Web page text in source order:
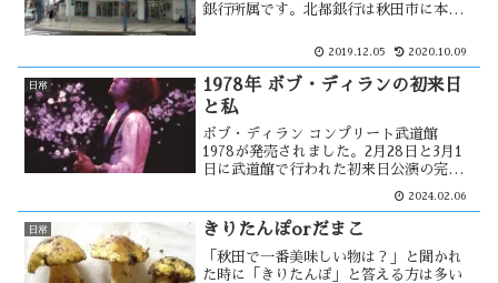
銀行所属です。北都銀行は秋田市に本店
に羽後銀行が秋田あけぼの銀行（旧・秋
称した。北都銀行とは少しだけ関わりあ
いが・・
2019.12.05 2020.10.09
日常
1978年 ボブ・ディランの初来日
と私
ボブ・ディラン コンプリート武道館
1978が発売されました。2月28日と3月1
日に武道館で行われた初来日公演の完全
自分も見に行く事が出来るはずだった。
しかし、行く事が出来ない理由が・・
2024.02.06
日常 きりたんぽorだまこ
「秋田で一番美味しい物は？」と聞かれ
た時に「きりたんぽ」と答える方は多い